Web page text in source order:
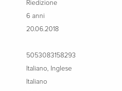
Riedizione
6 anni
20.06.2018
5053083158293
Italiano, Inglese
Italiano